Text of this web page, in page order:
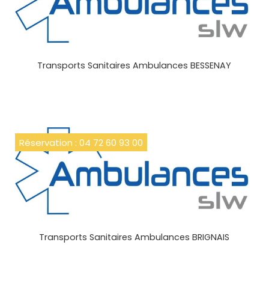
Transports Sanitaires Ambulances BESSENAY
Réservation : 04 72 60 93 00
Transports Sanitaires Ambulances BRIGNAIS